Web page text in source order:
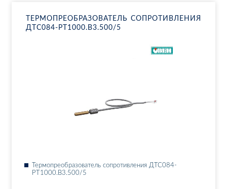
ТЕР­МО­ПРЕ­ОБ­РА­ЗО­ВА­ТЕЛЬ СО­ПРО­ТИВ­ЛЕ­НИЯ
ДТ­С084-РТ1000.В3.500/5
Тер­мо­пре­об­ра­зо­ва­тель со­про­тив­ле­ния ДТ­С084-
РТ1000.В3.500/5